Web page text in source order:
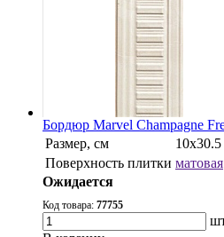
Бордюр Marvel Champagne
Размер, см
10x30.5
Поверхность плитки матовая
Ожидается
Код товара: 77755